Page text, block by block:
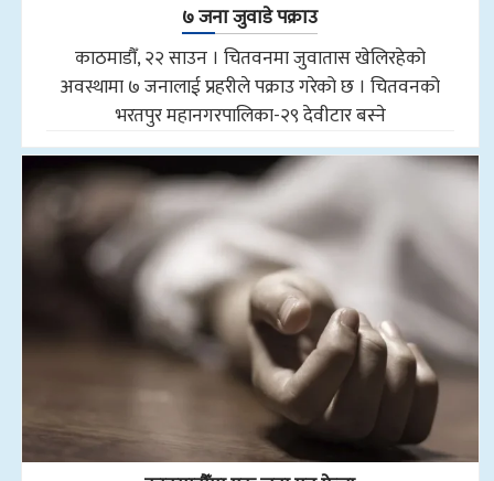
७ जना जुवाडे पक्राउ
काठमाडौँ, २२ साउन । चितवनमा जुवातास खेलिरहेको
अवस्थामा ७ जनालाई प्रहरीले पक्राउ गरेको छ । चितवनको
भरतपुर महानगरपालिका-२९ देवीटार बस्ने